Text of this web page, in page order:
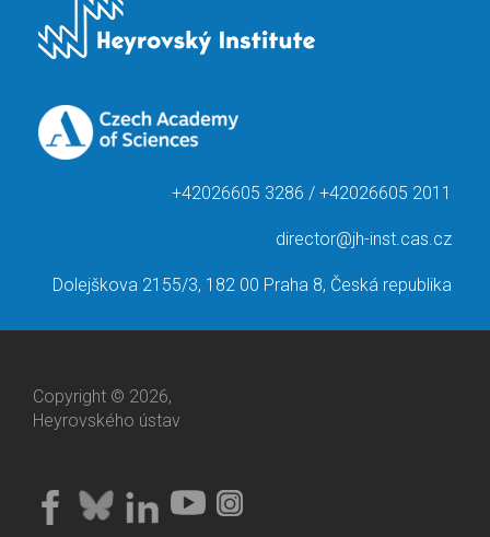
+42026605 3286 / +42026605 2011
director@jh-inst.cas.cz
Dolejškova 2155/3, 182 00 Praha 8, Česká republika
Copyright © 2026,
Heyrovského ústav